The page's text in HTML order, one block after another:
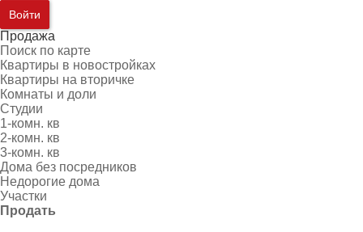
Войти
Продажа
Поиск по карте
Квартиры в новостройках
Квартиры на вторичке
Комнаты и доли
Студии
1-комн. кв
2-комн. кв
3-комн. кв
Дома без посредников
Недорогие дома
Участки
Продать